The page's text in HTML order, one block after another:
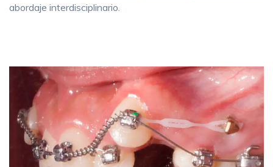
abordaje interdisciplinario.